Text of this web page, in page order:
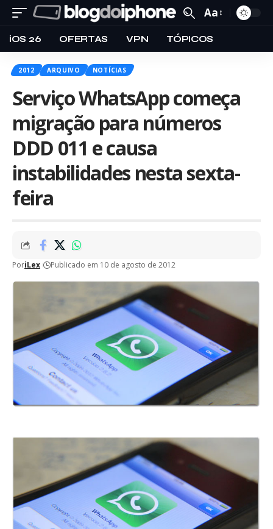
Aa
iOS 26 OFERTAS VPN TÓPICOS
2012 ARQUIVO NOTÍCIAS
Serviço WhatsApp começa
migração para números
DDD 011 e causa
instabilidades nesta sexta-
feira
PoriLex Publicado em 10 de agosto de 2012